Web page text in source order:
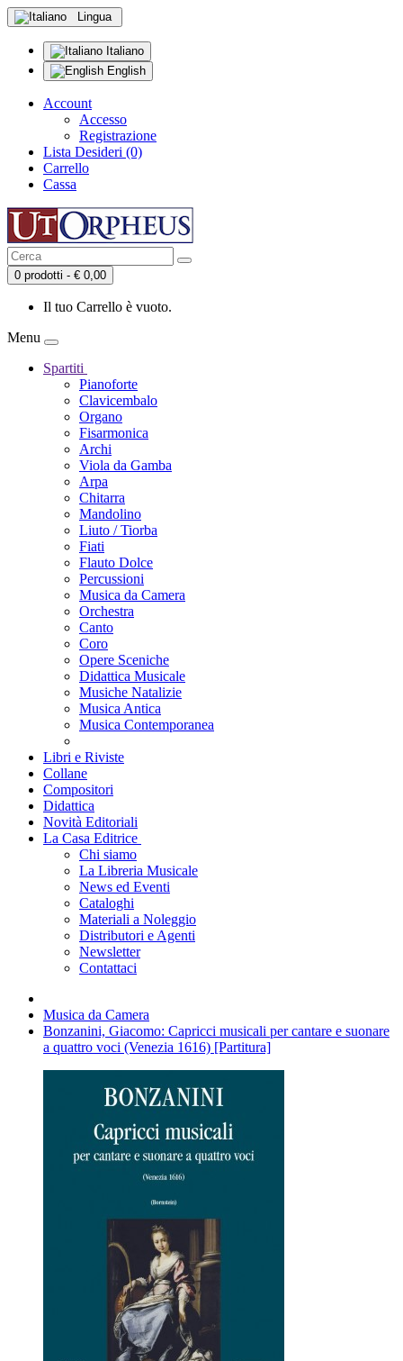
Lingua
Italiano
English
Account
Accesso
Registrazione
Lista Desideri (0)
Carrello
Cassa
0 prodotti - € 0,00
Il tuo Carrello è vuoto.
Menu
Spartiti
Pianoforte
Clavicembalo
Organo
Fisarmonica
Archi
Viola da Gamba
Arpa
Chitarra
Mandolino
Liuto / Tiorba
Fiati
Flauto Dolce
Percussioni
Musica da Camera
Orchestra
Canto
Coro
Opere Sceniche
Didattica Musicale
Musiche Natalizie
Musica Antica
Musica Contemporanea
Libri e Riviste
Collane
Compositori
Didattica
Novità Editoriali
La Casa Editrice
Chi siamo
La Libreria Musicale
News ed Eventi
Cataloghi
Materiali a Noleggio
Distributori e Agenti
Newsletter
Contattaci
Musica da Camera
Bonzanini, Giacomo: Capricci musicali per cantare e suonare
a quattro voci (Venezia 1616) [Partitura]